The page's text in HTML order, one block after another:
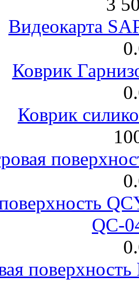
Видеокарта
Коврик
Коврик
QC-